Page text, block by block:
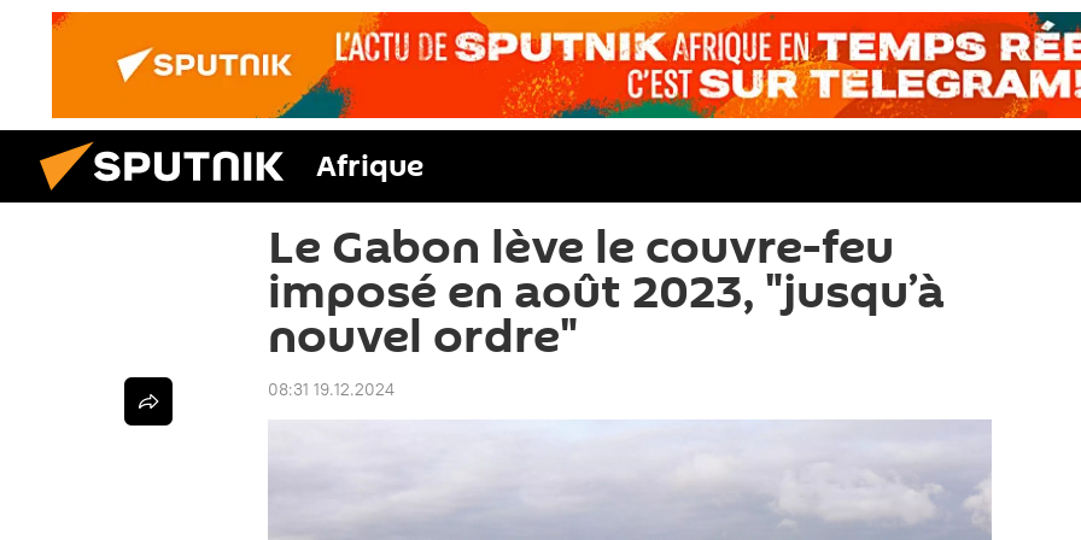
Afrique
Le Gabon lève le couvre-feu
imposé en août 2023, "jusqu’à
nouvel ordre"
08:31 19.12.2024